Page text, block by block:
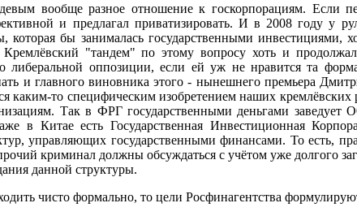
вообще разное отношение к госкорпорациям. Если
и предлагал приватизировать. И в 2008 году у
которая бы занималась государственными
Кремлёвский "тандем" по этому вопросу хоть и
либеральной оппозиции, если ей уж не нравится та
и главного виновника этого - нынешнего премьера
каким-то специфическим изобретением наших
Так в ФРГ государственными деньгами
в Китае есть Государственная Инвестиционная
управляющих государственными финансами. То есть,
криминал должны обсуждаться с учётом уже долгого
данной структуры.
чисто формально, то цели Росфинагентства